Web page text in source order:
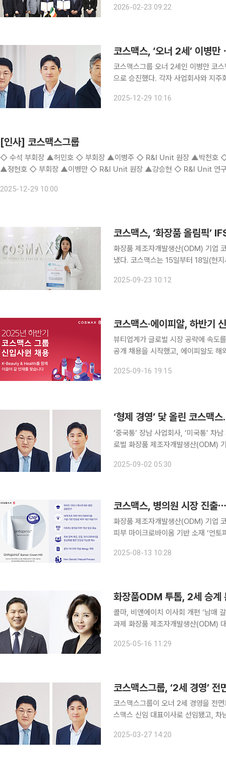
‘케미노바(Keminova)’의 지분 51%
2026-02-23 09:22
코스맥스그룹 오너 2세인 이병만 코
으로 승진했다. 각자 사업회사와 지주
2025-12-29 10:16
[인사] 코스맥스그룹
◇ 수석 부회장 ▲허민호 ◇ 부회장 ▲이병주 ◇ R&I Unit 원장 ▲박천
▲정현호 ◇ 부회장 ▲이병만 ◇ R&I Unit 원장 ▲강승현 ◇ R&I Unit 연구위원 ▲이화영 ◇ E2 ▲김민수 ▲김민아 ▲배지현 ▲홍연
2025-12-29 10:00
코스맥스, ‘화장품 올림픽’
화장품 제조자개발생산(ODM) 기업
냈다. 코스맥스는 15일부터 18일(현지시간)까지 프랑스 칸에서 열린 세계화장품학회(IFSCC)에서
품 분야 연구자와 전문가들이 모여 최
2025-09-23 10:12
코스맥스·에이피알, 하반기
뷰티업계가 글로벌 시장 공략에 속도
공개 채용을 시작했고, 에이피알도 해
는 지주사인 코스맥스비티아이와 코
2025-09-16 19:15
‘형제 경영’ 닻 올린 코스맥
‘중국통’ 장남 사업회사, ‘미국통’ 차
로벌 화장품 제조자개발생산(ODM)
2025-09-02 05:30
코스맥스, 병의원 시장 진출
화장품 제조자개발생산(ODM) 기업 코스
피부 마이크로바이옴 기반 소재 ‘언
대학교 의과대학과 공동연구를 통해
2025-08-13 10:28
화장품ODM 투톱, 2세 승계
콜마, 비앤에이치 이사회 개편 ‘남매
과제 화장품 제조자개발생산(ODM)
2025-05-16 11:29
코스맥스그룹, ‘2세 경영’
코스맥스그룹이 오너 2세 경영을 전면화 한다. 이경수 코스맥스그룹 회장의 장
스맥스 신임 대표이사로 선임됐고, 차
비티아이 대표(사장)를 코스맥스 대
2025-03-27 14:20